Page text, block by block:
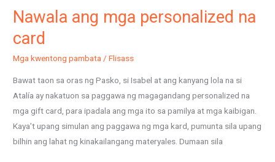
Nawala ang mga personalized na
card
Mga kwentong pambata/Flisass
Bawat taon sa oras ng Pasko, si Isabel at ang kanyang lola na si
Atalía ay nakatuon sa paggawa ng magagandang personalized na
mga gift card, para ipadala ang mga ito sa pamilya at mga kaibigan.
Kaya’t upang simulan ang paggawa ng mga kard, pumunta sila upang
bilhin ang lahat ng kinakailangang materyales. Dumaan sila